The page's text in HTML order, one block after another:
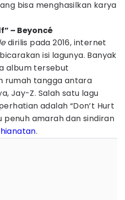
bisa menghasilkan karya
– Beyoncé
dirilis pada 2016, internet
isi lagunya. Banyak
album tersebut
rumah tangga antara
Jay-Z. Salah satu lagu
adalah “Don’t Hurt
penuh amarah dan sindiran
.